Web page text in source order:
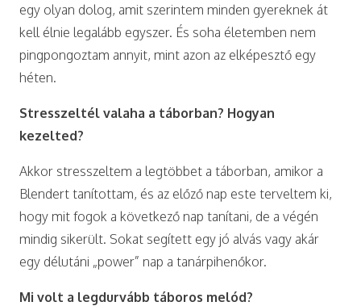
egy olyan dolog, amit szerintem minden gyereknek át
kell élnie legalább egyszer. És soha életemben nem
pingpongoztam annyit, mint azon az elképesztő egy
héten.
Stresszeltél valaha a táborban? Hogyan
kezelted?
Akkor stresszeltem a legtöbbet a táborban, amikor a
Blendert tanítottam, és az előző nap este terveltem ki,
hogy mit fogok a következő nap tanítani, de a végén
mindig sikerült. Sokat segített egy jó alvás vagy akár
egy délutáni „power” nap a tanárpihenőkor.
Mi volt a legdurvább táboros melód?